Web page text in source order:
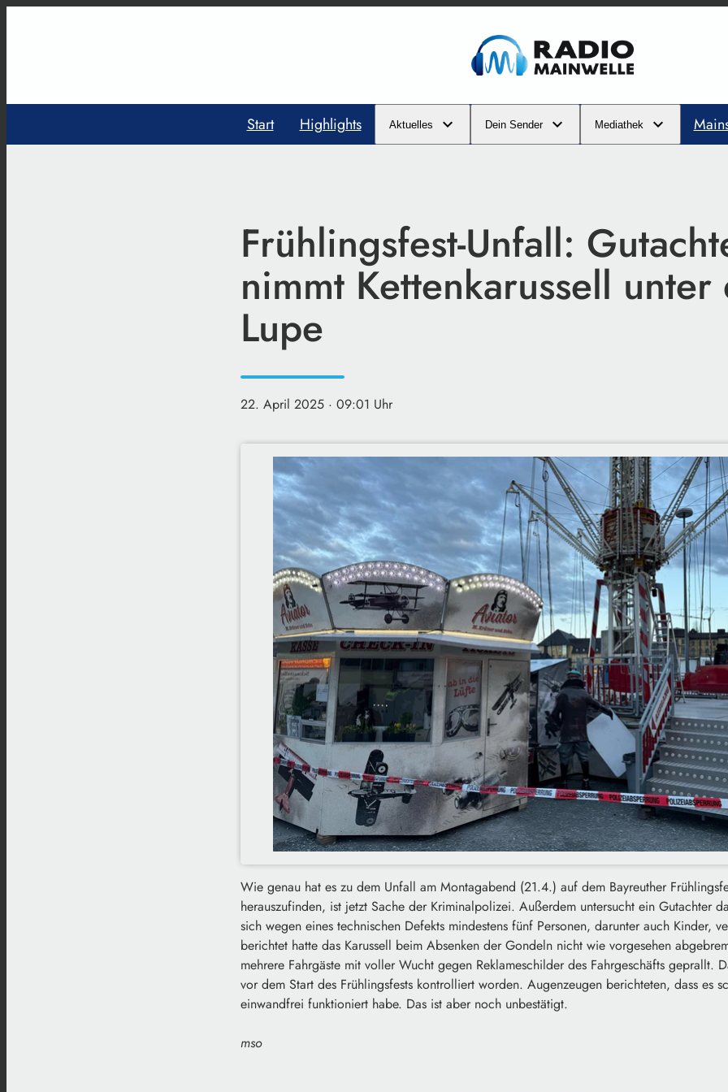
Start Highlights Aktuelles Dein Sender Mediathek
Frühlingsfest-Unfall:
nimmt Kettenkarussell unter
Lupe
22. April 2025 · 09:01 Uhr
Wie genau hat es zu dem Unfall am Montagabend (21.4.) auf dem Bayreuther
herauszufinden, ist jetzt Sache der Kriminalpolizei. Außerdem untersucht ein Gutachter
sich wegen eines technischen Defekts mindestens fünf Personen, darunter auch Kinder,
berichtet hatte das Karussell beim Absenken der Gondeln nicht wie vorgesehen
mehrere Fahrgäste mit voller Wucht gegen Reklameschilder des Fahrgeschäfts geprallt.
vor dem Start des Frühlingsfests kontrolliert worden. Augenzeugen berichteten, dass es
einwandfrei funktioniert habe. Das ist aber noch unbestätigt.
mso